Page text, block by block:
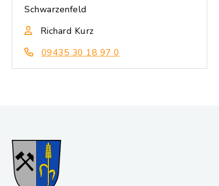
Schwarzenfeld
Richard Kurz
09435 30 18 97 0